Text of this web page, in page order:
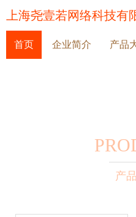
上海尧壹若网络科技有
首页 企业简介 产品
产